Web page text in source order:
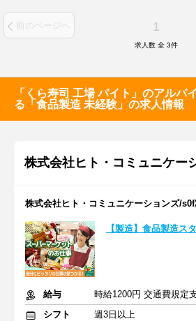
前のページへ 1
求人数 全 3件
「くら寿司 工場 バイト」のアルバ
る「食品製造 未経験」の求人情報
株式会社ヒト・コミュニケー
株式会社ヒト・コミュニケーションズ/
【製造】食品製造ス
給与
時給1200円 交通費規定
シフト
週3日以上